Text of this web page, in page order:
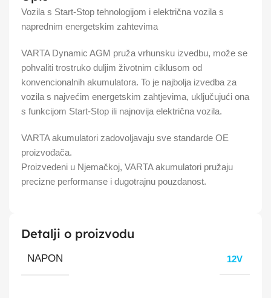
Vozila s Start-Stop tehnologijom i električna vozila s
naprednim energetskim zahtevima
VARTA Dynamic AGM pruža vrhunsku izvedbu, može se
pohvaliti trostruko duljim životnim ciklusom od
konvencionalnih akumulatora. To je najbolja izvedba za
vozila s najvećim energetskim zahtjevima, uključujući ona
s funkcijom Start-Stop ili najnovija električna vozila. ​
VARTA akumulatori zadovoljavaju sve standarde OE
proizvođača.​
Proizvedeni u Njemačkoj, VARTA akumulatori pružaju
precizne performanse i dugotrajnu pouzdanost.
Detalji o proizvodu
NAPON 12V